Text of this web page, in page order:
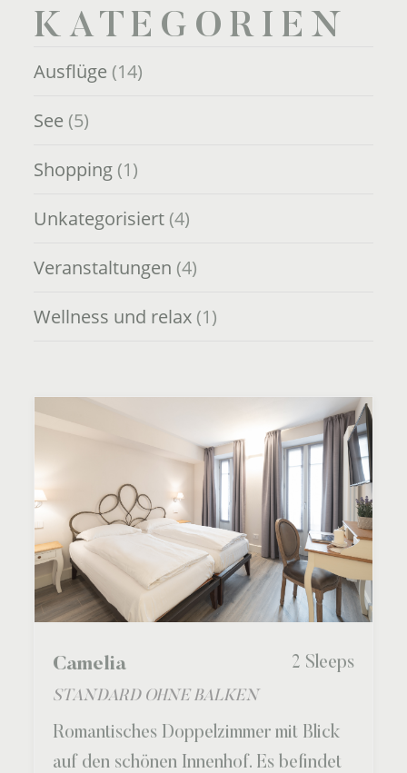
KATEGORIEN
Ausflüge (14)
See (5)
Shopping (1)
Unkategorisiert (4)
Veranstaltungen (4)
Wellness und relax (1)
Camelia 2 Sleeps
STANDARD OHNE BALKEN
Romantisches Doppelzimmer mit Blick
auf den schönen Innenhof. Es befindet